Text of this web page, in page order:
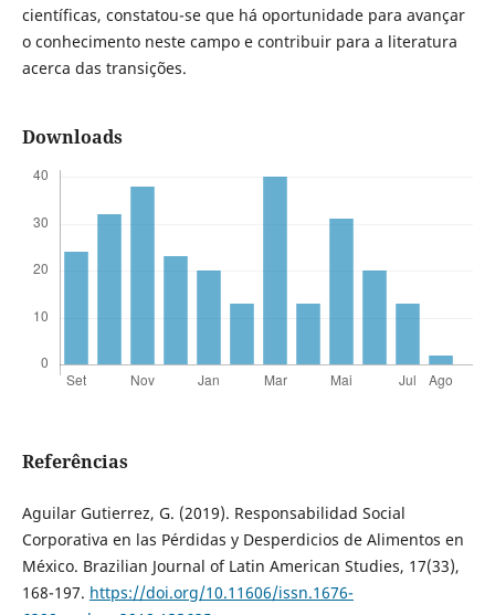
científicas, constatou-se que há oportunidade para avançar
o conhecimento neste campo e contribuir para a literatura
acerca das transições.
Downloads
Referências
Aguilar Gutierrez, G. (2019). Responsabilidad Social
Corporativa en las Pérdidas y Desperdicios de Alimentos en
México. Brazilian Journal of Latin American Studies, 17(33),
168-197. https://doi.org/10.11606/issn.1676-